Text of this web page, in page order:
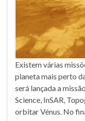
Existem várias
planeta mais perto
será lançada a
Science, InSAR,
orbitar Vénus. No